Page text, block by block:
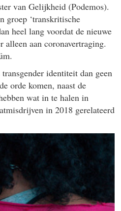
van Gelijkheid (Podemos).
groep ‘transkritische
heel lang voordat de nieuwe
aan coronavertraging.
identiteit dan geen
orde komen, naast de
wat in te halen in
in 2018 gerelateerd